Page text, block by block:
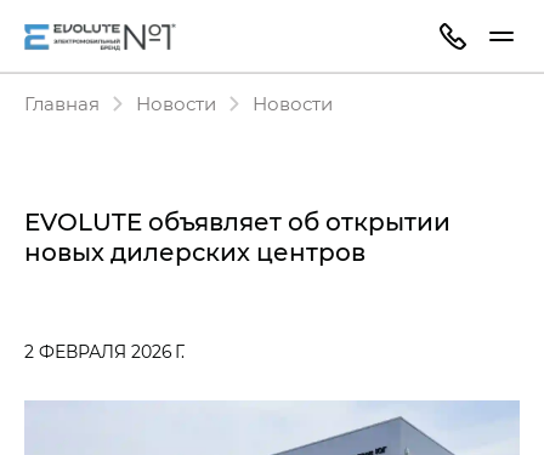
Главная Новости Новости
EVOLUTE объявляет об открытии
новых дилерских центров
2 ФЕВРАЛЯ 2026 Г.